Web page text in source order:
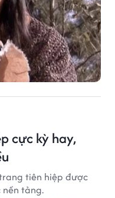
cực kỳ hay,
tiên hiệp được
tảng.